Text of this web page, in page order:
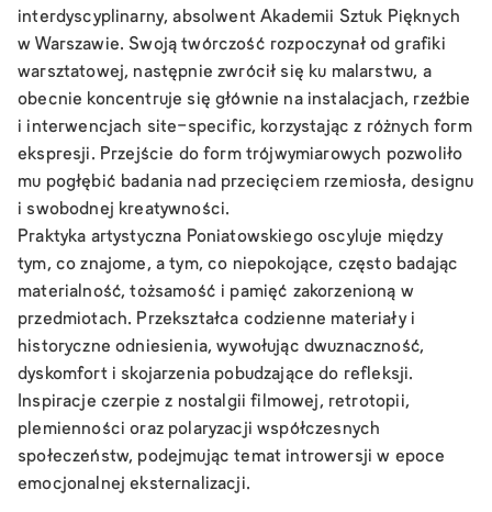
interdyscyplinarny, absolwent Akademii Sztuk Pięknych
w Warszawie. Swoją twórczość rozpoczynał od grafiki
warsztatowej, następnie zwrócił się ku malarstwu, a
obecnie koncentruje się głównie na instalacjach, rzeźbie
i interwencjach site-specific, korzystając z różnych form
ekspresji. Przejście do form trójwymiarowych pozwoliło
mu pogłębić badania nad przecięciem rzemiosła, designu
i swobodnej kreatywności.
Praktyka artystyczna Poniatowskiego oscyluje między
tym, co znajome, a tym, co niepokojące, często badając
materialność, tożsamość i pamięć zakorzenioną w
przedmiotach. Przekształca codzienne materiały i
historyczne odniesienia, wywołując dwuznaczność,
dyskomfort i skojarzenia pobudzające do refleksji.
Inspiracje czerpie z nostalgii filmowej, retrotopii,
plemienności oraz polaryzacji współczesnych
społeczeństw, podejmując temat introwersji w epoce
emocjonalnej eksternalizacji.